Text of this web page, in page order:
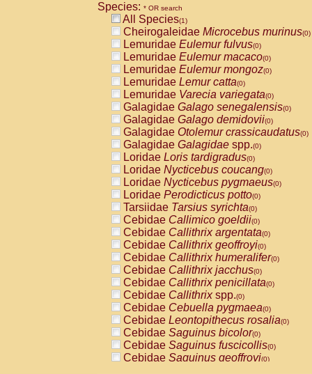
Species: * OR search
All Species(1)
Cheirogaleidae Microcebus murinus(0)
Lemuridae Eulemur fulvus(0)
Lemuridae Eulemur macaco(0)
Lemuridae Eulemur mongoz(0)
Lemuridae Lemur catta(0)
Lemuridae Varecia variegata(0)
Galagidae Galago senegalensis(0)
Galagidae Galago demidovii(0)
Galagidae Otolemur crassicaudatus(0)
Galagidae Galagidae spp.(0)
Loridae Loris tardigradus(0)
Loridae Nycticebus coucang(0)
Loridae Nycticebus pygmaeus(0)
Loridae Perodicticus potto(0)
Tarsiidae Tarsius syrichta(0)
Cebidae Callimico goeldii(0)
Cebidae Callithrix argentata(0)
Cebidae Callithrix geoffroyi(0)
Cebidae Callithrix humeralifer(0)
Cebidae Callithrix jacchus(0)
Cebidae Callithrix penicillata(0)
Cebidae Callithrixspp.(0)
Cebidae Cebuella pygmaea(0)
Cebidae Leontopithecus rosalia(0)
Cebidae Saguinus bicolor(0)
Cebidae Saguinus fuscicollis(0)
Cebidae Saguinus geoffroyi(0)